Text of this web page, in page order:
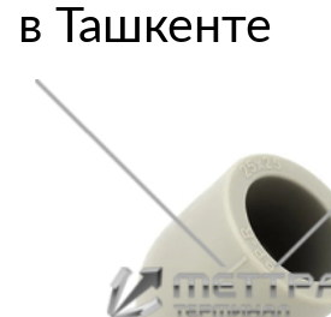
в Ташкенте